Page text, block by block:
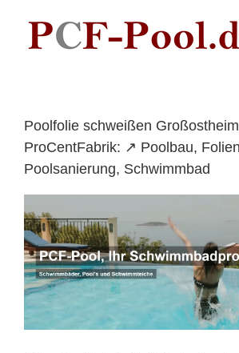
content
Poolfolie schweißen
ProCentFabrik: ↗️ Poolbau,
Poolsanierung, Schwimmbad